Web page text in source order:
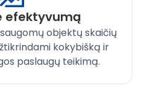
efektyvumą
objektų skaičių
kokybišką ir
paslaugų teikimą.